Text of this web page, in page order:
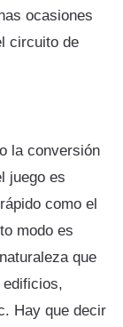
ocasiones
circuito de
la conversión
juego es
como el
modo es
que
Hay que decir